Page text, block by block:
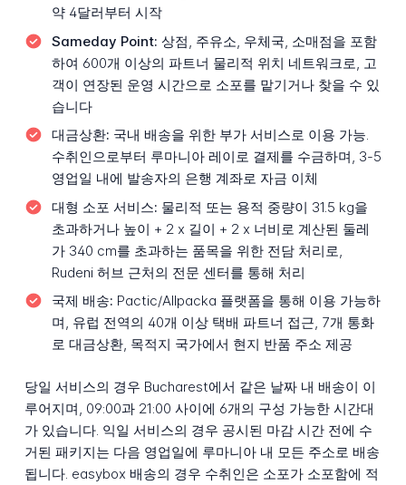
약 4달러부터 시작
Sameday Point: 상점, 주유소, 우체국, 소매점을 포함
하여 600개 이상의 파트너 물리적 위치 네트워크로, 고
객이 연장된 운영 시간으로 소포를 맡기거나 찾을 수 있
습니다
대금상환: 국내 배송을 위한 부가 서비스로 이용 가능.
수취인으로부터 루마니아 레이로 결제를 수금하며, 3-5
영업일 내에 발송자의 은행 계좌로 자금 이체
대형 소포 서비스: 물리적 또는 용적 중량이 31.5 kg을
초과하거나 높이 + 2 x 길이 + 2 x 너비로 계산된 둘레
가 340 cm를 초과하는 품목을 위한 전담 처리로,
Rudeni 허브 근처의 전문 센터를 통해 처리
국제 배송: Pactic/Allpacka 플랫폼을 통해 이용 가능하
며, 유럽 전역의 40개 이상 택배 파트너 접근, 7개 통화
로 대금상환, 목적지 국가에서 현지 반품 주소 제공
당일 서비스의 경우 Bucharest에서 같은 날짜 내 배송이 이
루어지며, 09:00과 21:00 사이에 6개의 구성 가능한 시간대
가 있습니다. 익일 서비스의 경우 공시된 마감 시간 전에 수
거된 패키지는 다음 영업일에 루마니아 내 모든 주소로 배송
됩니다. easybox 배송의 경우 수취인은 소포가 소포함에 적